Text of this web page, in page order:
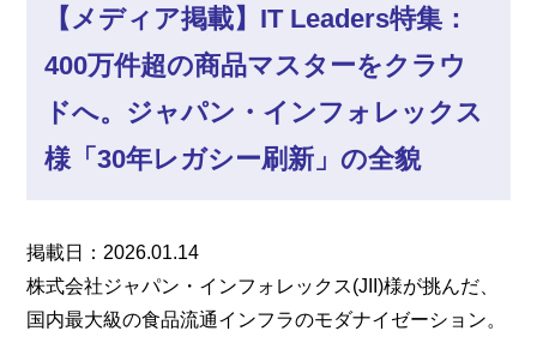
【メディア掲載】IT Leaders特集：
400万件超の商品マスターをクラウ
ドへ。ジャパン・インフォレックス
様「30年レガシー刷新」の全貌
掲載日：2026.01.14
株式会社ジャパン・インフォレックス(JII)様が挑んだ、
国内最大級の食品流通インフラのモダナイゼーション。